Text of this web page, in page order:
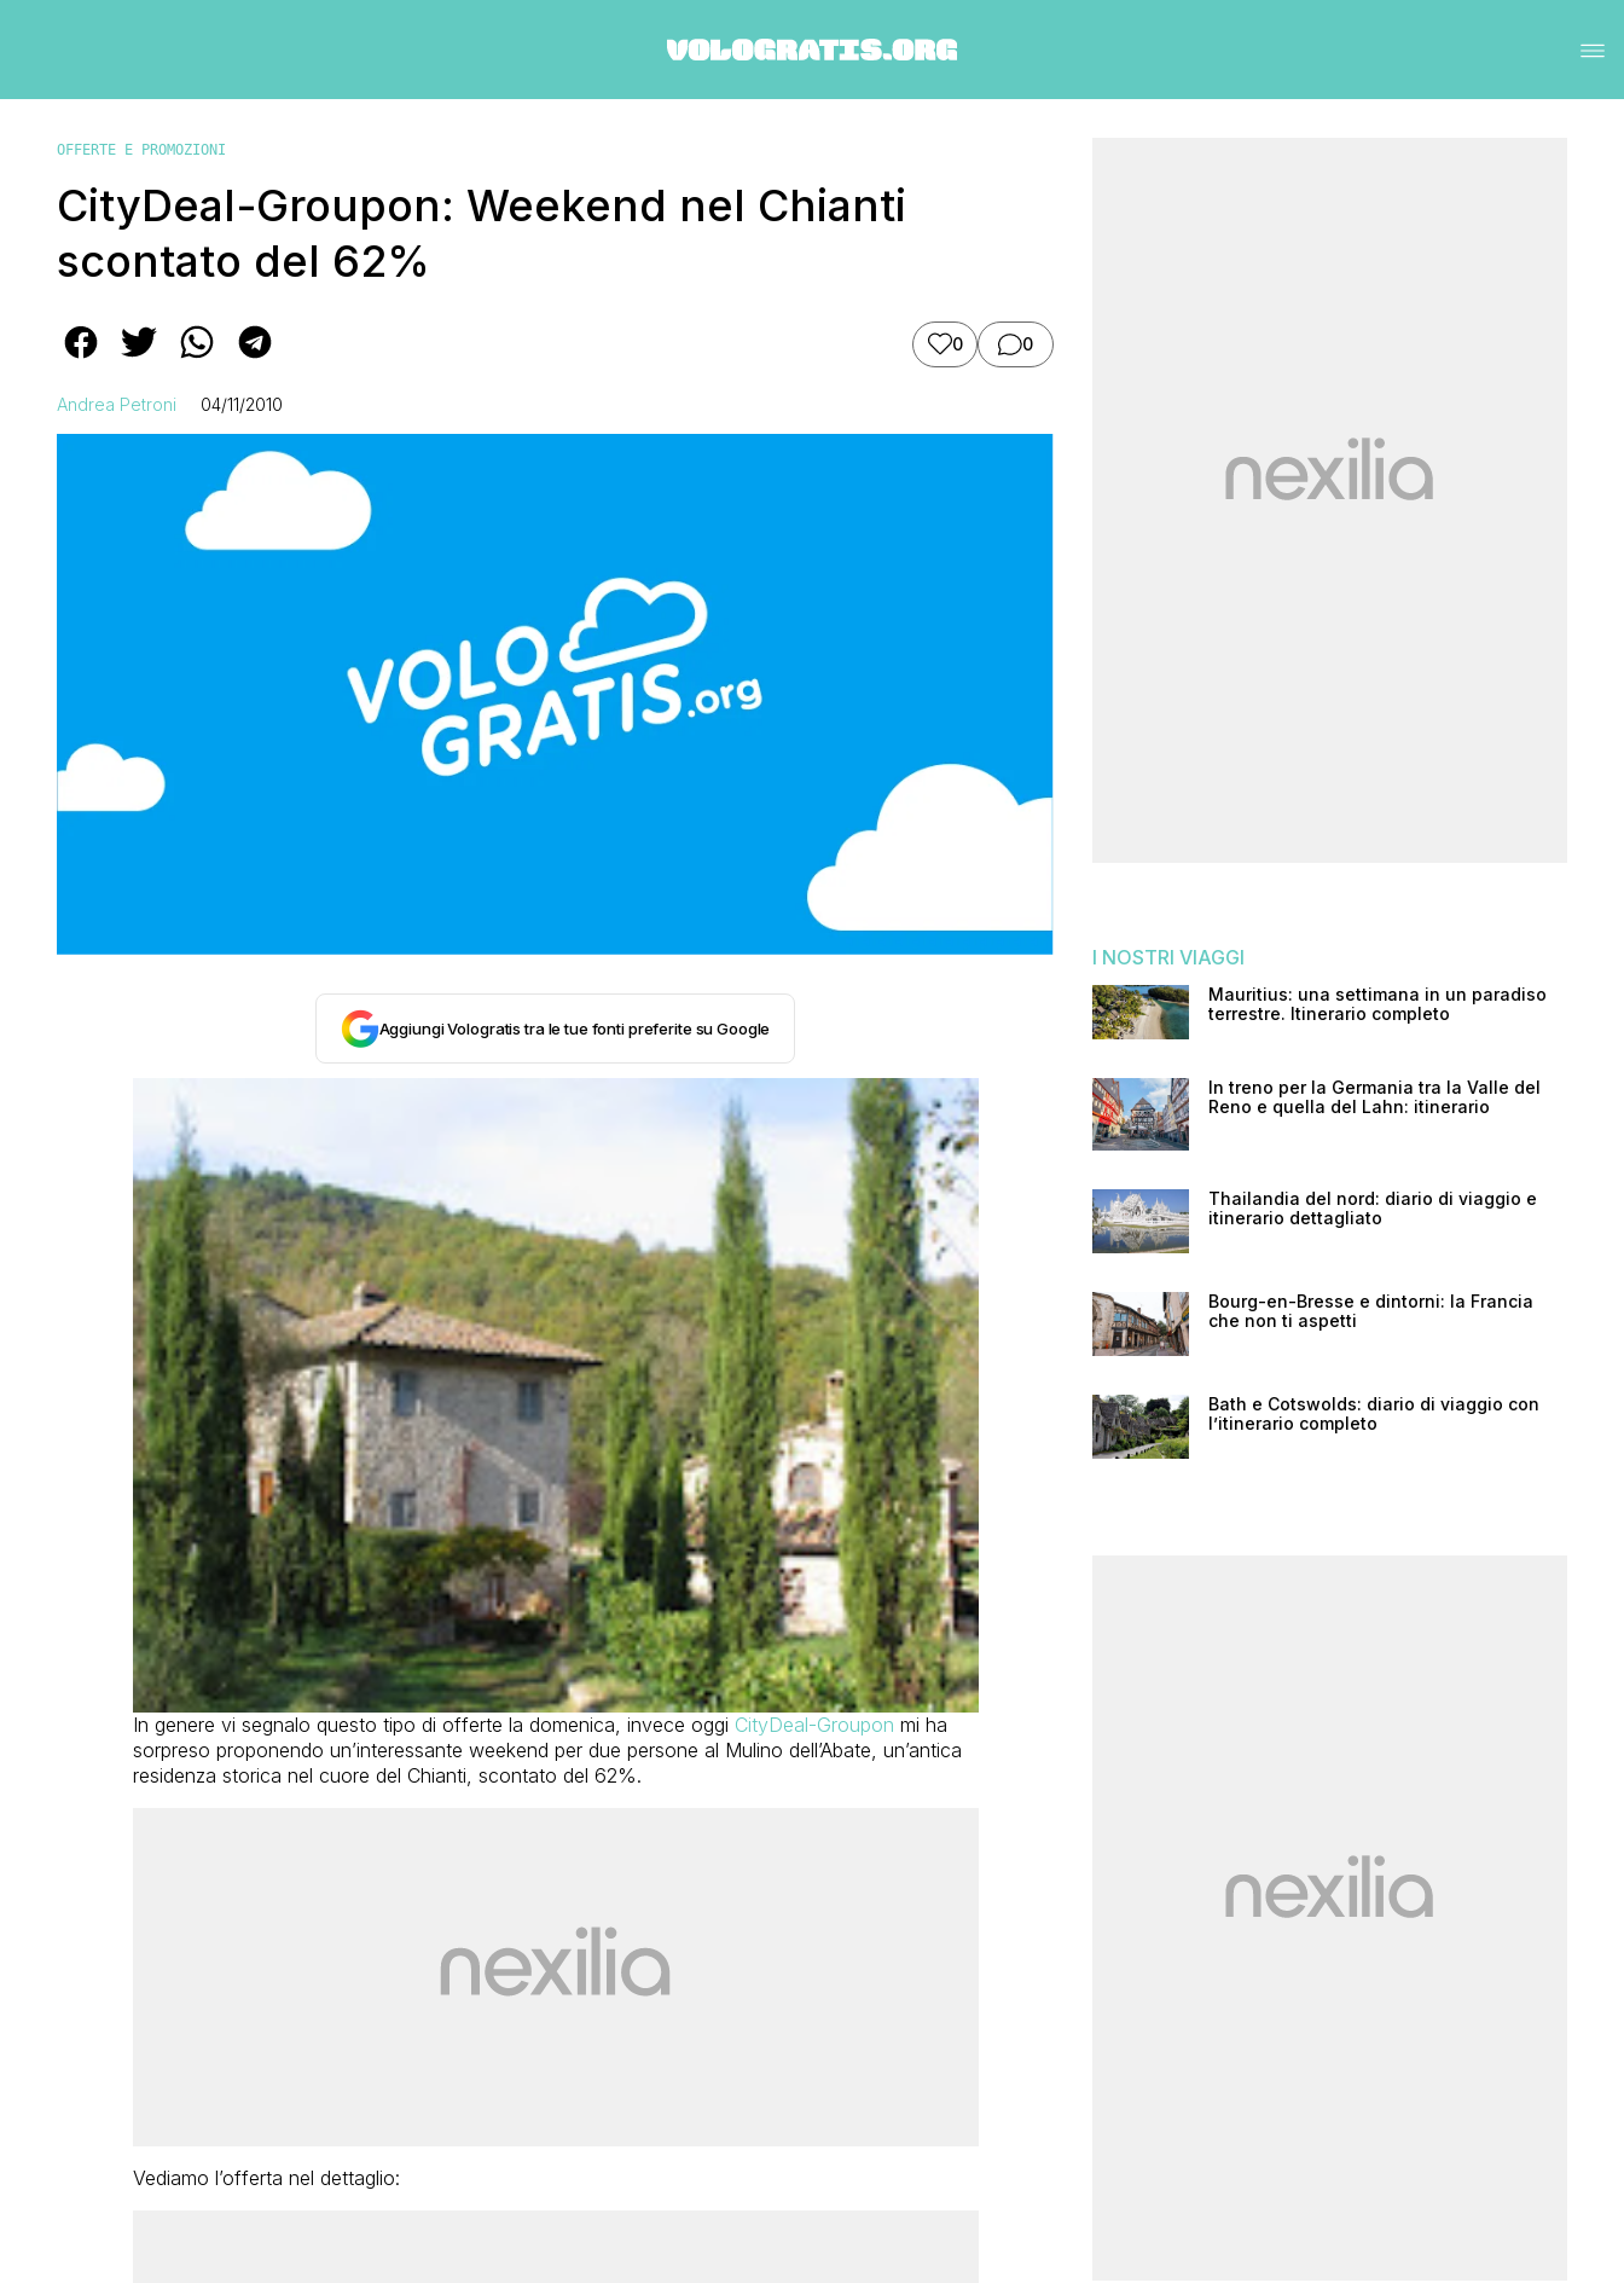
OFFERTE E PROMOZIONI
CityDeal-Groupon: Weekend nel Chianti
scontato del 62%
0 0
Andrea Petroni 04/11/2010
Aggiungi Vologratis tra le tue fonti preferite su Google
In genere vi segnalo questo tipo di offerte la domenica, invece oggi CityDeal-Groupon mi ha
sorpreso proponendo un’interessante weekend per due persone al Mulino dell’Abate, un’antica
residenza storica nel cuore del Chianti, scontato del 62%.
Vediamo l’offerta nel dettaglio:
I NOSTRI VIAGGI
Mauritius: una settimana in un paradiso
terrestre. Itinerario completo
In treno per la Germania tra la Valle del
Reno e quella del Lahn: itinerario
Thailandia del nord: diario di viaggio e
itinerario dettagliato
Bourg-en-Bresse e dintorni: la Francia
che non ti aspetti
Bath e Cotswolds: diario di viaggio con
l’itinerario completo